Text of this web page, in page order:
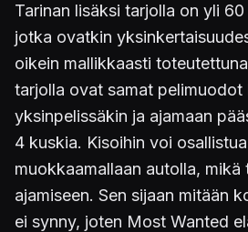
Tarinan lisäksi tarjolla on yli
jotka ovatkin
oikein mallikkaasti
tarjolla ovat samat pelimuodot
yksinpelissäkin ja ajamaan
4 kuskia. Kisoihin voi
muokkaamallaan autolla, mikä
ajamiseen. Sen sijaan mitään
ei synny, joten Most Wanted